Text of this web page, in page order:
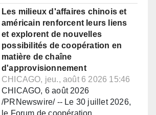
Les milieux d'affaires chinois et
américain renforcent leurs liens
et explorent de nouvelles
possibilités de coopération en
matière de chaîne
d'approvisionnement
CHICAGO, jeu., août 6 2026 15:46
CHICAGO, 6 août 2026
/PRNewswire/ -- Le 30 juillet 2026,